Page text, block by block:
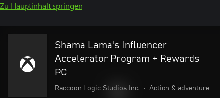
Zu Hauptinhalt springen
Shama Lama's Influencer
Accelerator Program + Rewards
PC
Raccoon Logic Studios Inc. • Action & adventure